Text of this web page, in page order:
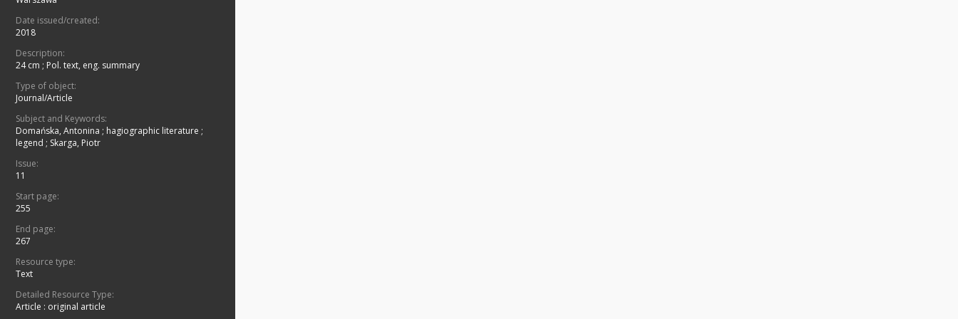
Date issued/created:
2018
Description:
24 cm ; Pol. text, eng. summary
Type of object:
Journal/Article
Subject and Keywords:
Domańska, Antonina ; hagiographic literature ;
legend ; Skarga, Piotr
Issue:
11
Start page:
255
End page:
267
Resource type:
Text
Detailed Resource Type:
Article : original article